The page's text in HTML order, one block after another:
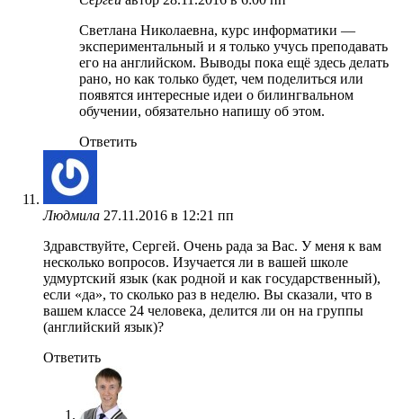
Светлана Николаевна, курс информатики —
экспериментальный и я только учусь преподавать
его на английском. Выводы пока ещё здесь делать
рано, но как только будет, чем поделиться или
появятся интересные идеи о билингвальном
обучении, обязательно напишу об этом.
Ответить
Людмила 27.11.2016 в 12:21 пп
Здравствуйте, Сергей. Очень рада за Вас. У меня к вам
несколько вопросов. Изучается ли в вашей школе
удмуртский язык (как родной и как государственный),
если «да», то сколько раз в неделю. Вы сказали, что в
вашем классе 24 человека, делится ли он на группы
(английский язык)?
Ответить